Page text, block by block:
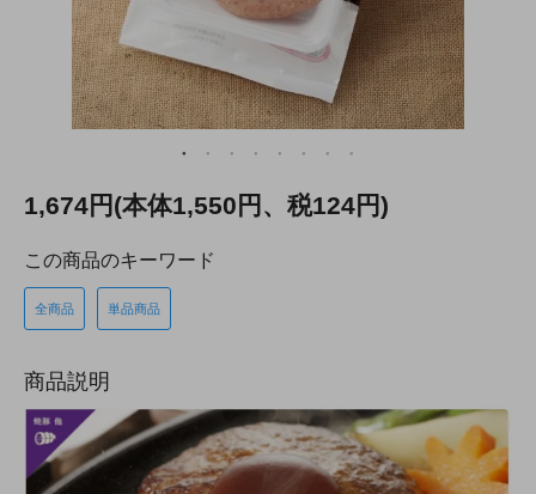
1,674円(本体1,550円、税124円)
この商品のキーワード
全商品 単品商品
商品説明